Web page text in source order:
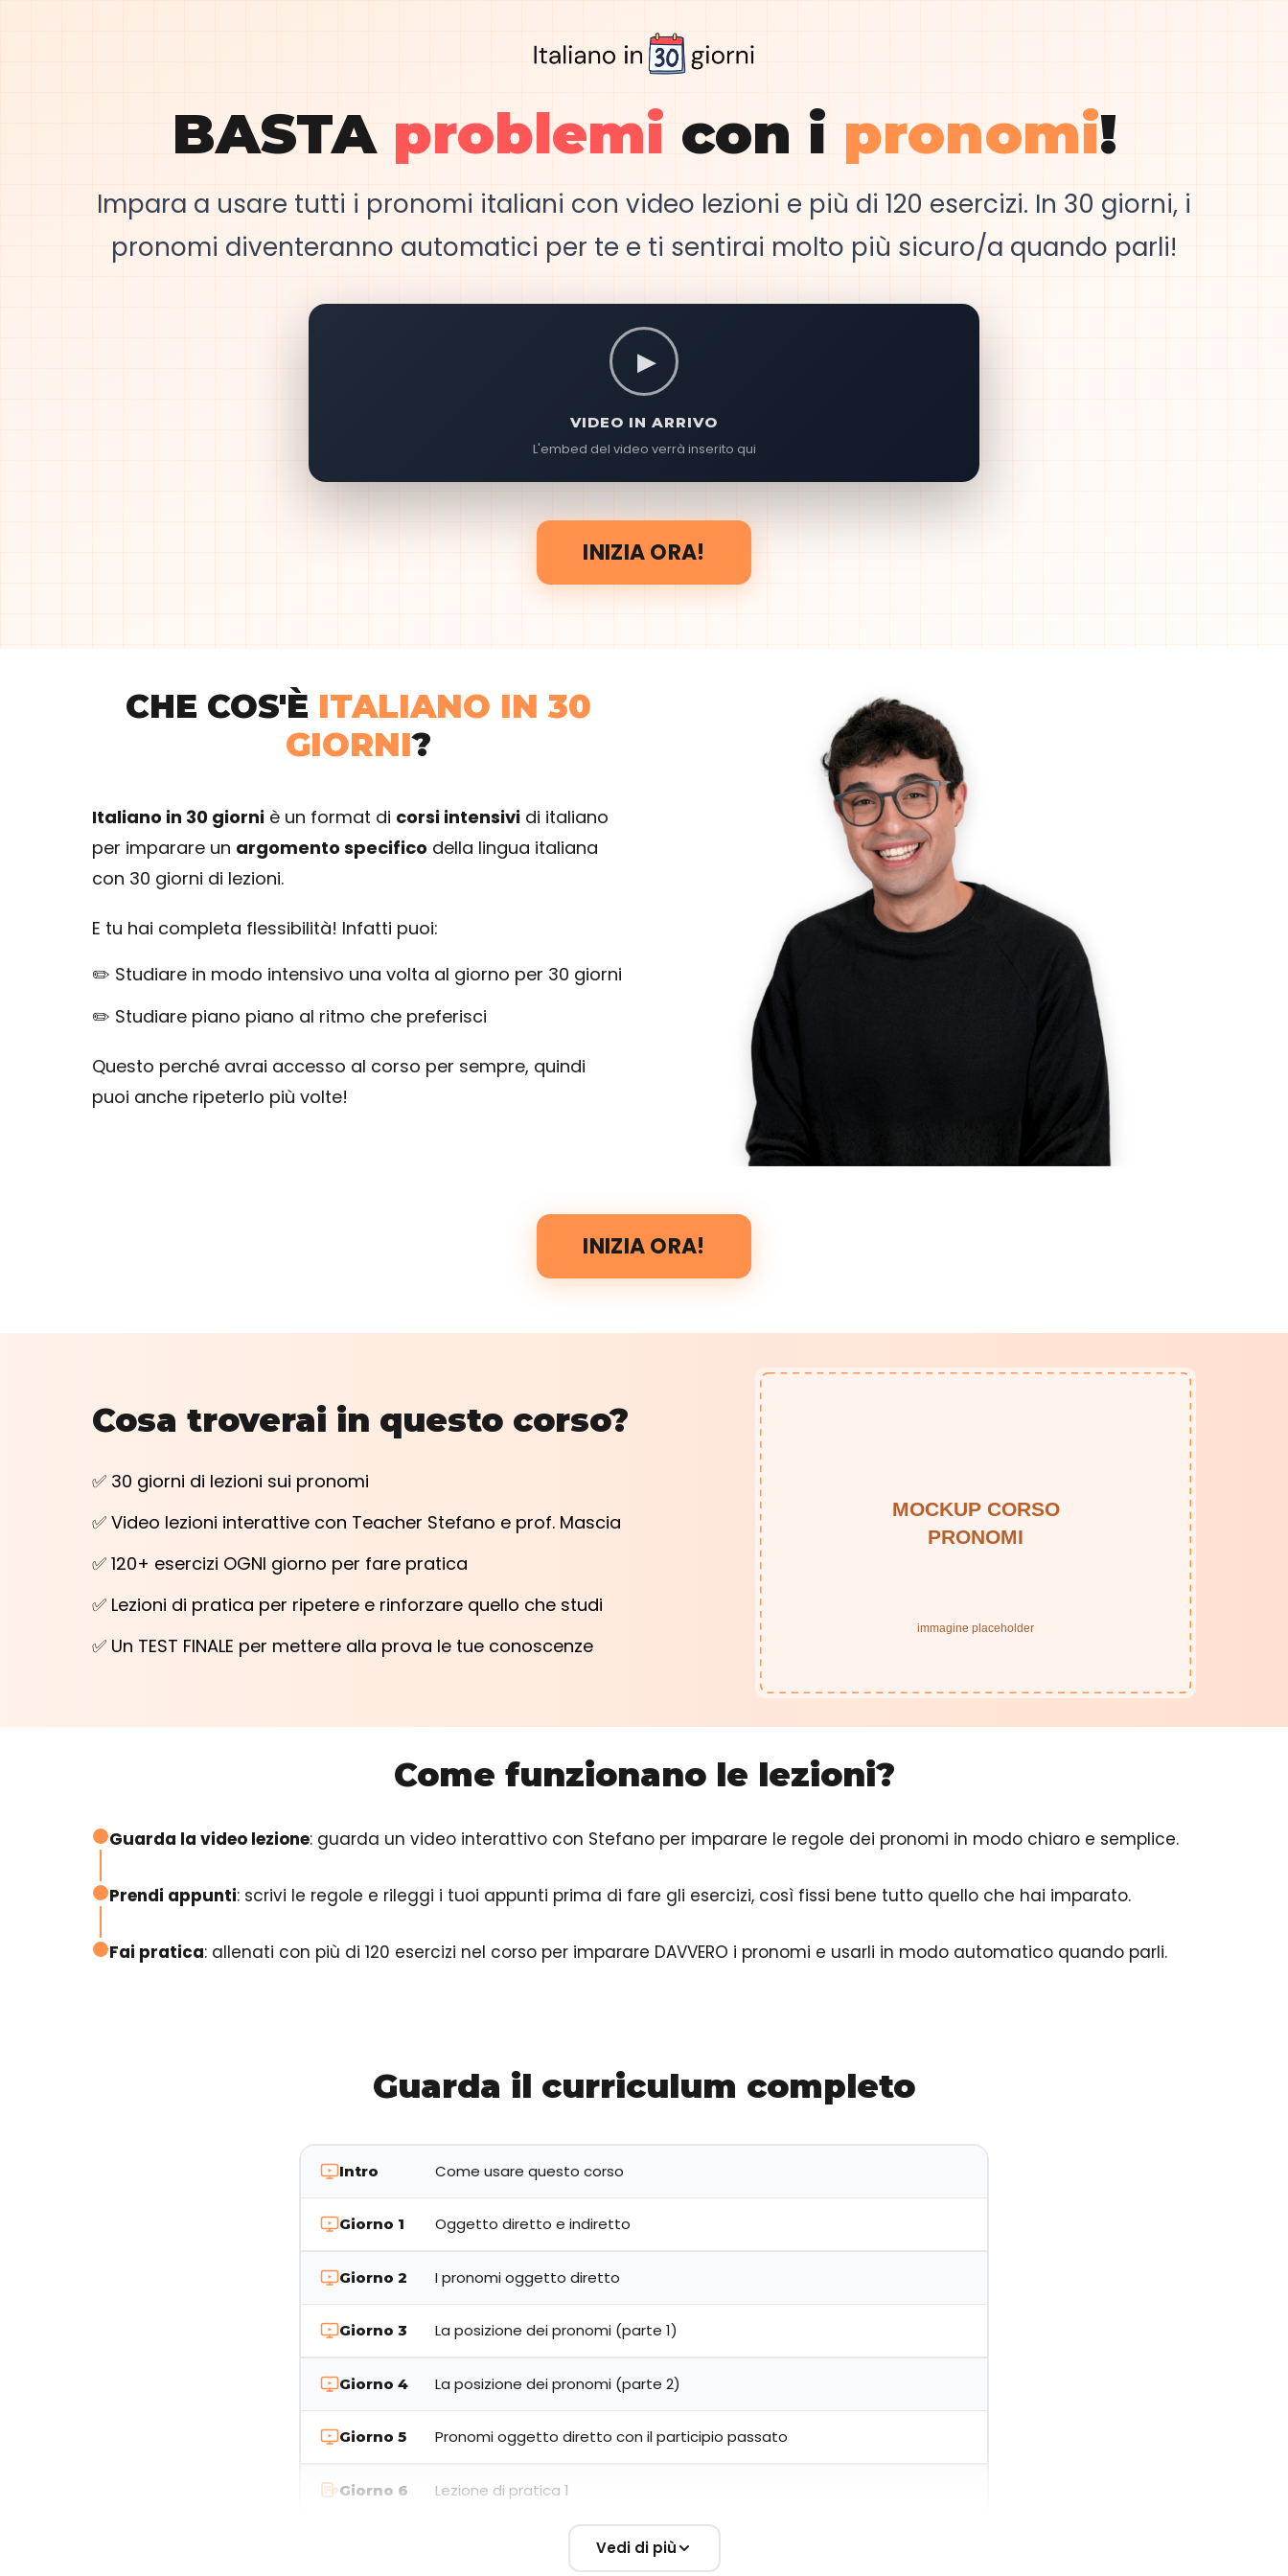
BASTA problemi con i pronomi!
Impara a usare tutti i pronomi italiani con video lezioni e più di 120 esercizi. In 30 giorni, i
pronomi diventeranno automatici per te e ti sentirai molto più sicuro/a quando parli!
▶
VIDEO IN ARRIVO
L'embed del video verrà inserito qui
INIZIA ORA!
CHE COS'È ITALIANO IN 30
GIORNI?
Italiano in 30 giorni è un format di corsi intensivi di italiano
per imparare un argomento specifico della lingua italiana
con 30 giorni di lezioni.
E tu hai completa flessibilità! Infatti puoi:
✏️ Studiare in modo intensivo una volta al giorno per 30 giorni
✏️ Studiare piano piano al ritmo che preferisci
Questo perché avrai accesso al corso per sempre, quindi
puoi anche ripeterlo più volte!
INIZIA ORA!
Cosa troverai in questo corso?
✅ 30 giorni di lezioni sui pronomi
✅ Video lezioni interattive con Teacher Stefano e prof. Mascia
✅ 120+ esercizi OGNI giorno per fare pratica
✅ Lezioni di pratica per ripetere e rinforzare quello che studi
✅ Un TEST FINALE per mettere alla prova le tue conoscenze
Come funzionano le lezioni?
Guarda la video lezione: guarda un video interattivo con Stefano per imparare le regole dei pronomi in modo chiaro e semplice.
Prendi appunti: scrivi le regole e rileggi i tuoi appunti prima di fare gli esercizi, così fissi bene tutto quello che hai imparato.
Fai pratica: allenati con più di 120 esercizi nel corso per imparare DAVVERO i pronomi e usarli in modo automatico quando parli.
Guarda il curriculum completo
Intro Come usare questo corso
Giorno 1 Oggetto diretto e indiretto
Giorno 2 I pronomi oggetto diretto
Giorno 3 La posizione dei pronomi (parte 1)
Giorno 4 La posizione dei pronomi (parte 2)
Giorno 5 Pronomi oggetto diretto con il participio passato
Giorno 6 Lezione di pratica 1
Vedi di più